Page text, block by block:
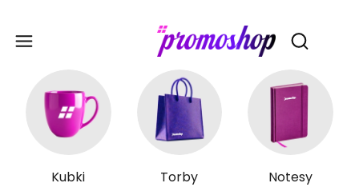
Otwórz
Kubki Torby Notesy